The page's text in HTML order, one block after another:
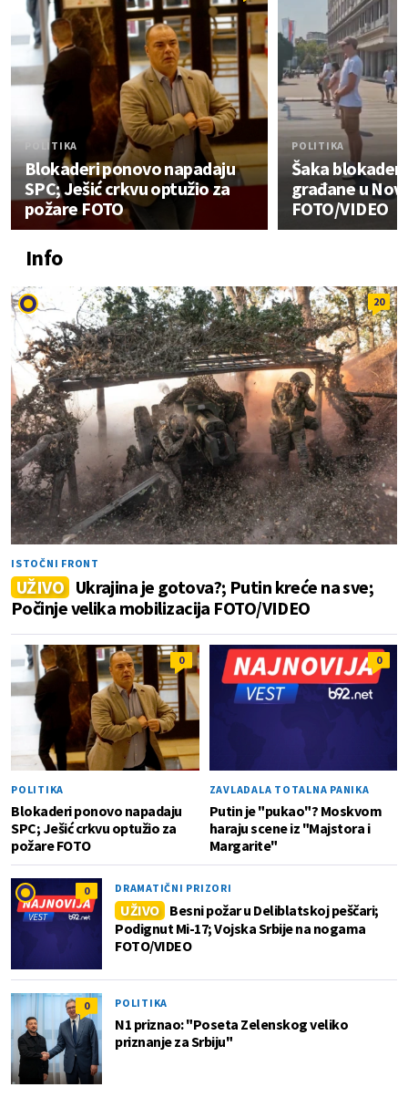
POLITIKA
Blokaderi ponovo napadaju
SPC; Ješić crkvu optužio za
požare FOTO
POLITIKA
Šaka
građane u
FOTO/VIDEO
Info
20
ISTOČNI FRONT
UŽIVO Ukrajina je gotova?; Putin kreće na sve;
Počinje velika mobilizacija FOTO/VIDEO
0
POLITIKA
Blokaderi ponovo napadaju
SPC; Ješić crkvu optužio za
požare FOTO
0
ZAVLADALA TOTALNA PANIKA
Putin je "pukao"? Moskvom
haraju scene iz "Majstora i
Margarite"
0 DRAMATIČNI PRIZORI
UŽIVO
Besni požar u Deliblatskoj peščari;
Podignut Mi-17; Vojska Srbije na nogama
FOTO/VIDEO
0 POLITIKA
N1 priznao: "Poseta Zelenskog veliko
priznanje za Srbiju"